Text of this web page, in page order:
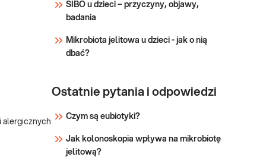
alergicznych
nowotworowe.
SIBO u dzieci – przyczyny, objawy,
badania
Mikrobiota jelitowa u dzieci - jak o nią
dbać?
Ostatnie pytania i odpowiedzi
Czym są eubiotyki?
Jak kolonoskopia wpływa na mikrobiotę
jelitową?